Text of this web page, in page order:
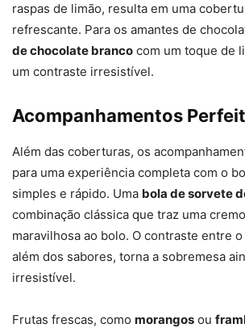
raspas de limão, resulta em uma
refrescante. Para os amantes de
de chocolate branco com um toque de
um contraste irresistível.
Acompanhamentos
Além das coberturas, os
para uma experiência completa com o
simples e rápido. Uma bola de sorvete
combinação clássica que traz uma
maravilhosa ao bolo. O contraste entre
além dos sabores, torna a sobremesa
irresistível.
Frutas frescas, como morangos ou